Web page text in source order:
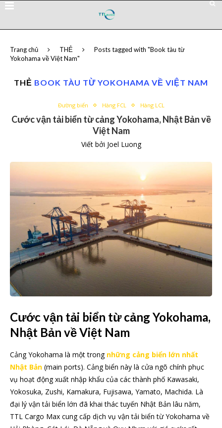
Trang chủ THẺ
Posts tagged with "Book tàu từ
Yokohama về Việt Nam"
THẺ BOOK TÀU TỪ YOKOHAMA VỀ VIỆT NAM
Đường biển Hàng FCL Hàng LCL
Cước vận tải biển từ cảng Yokohama, Nhật Bản về
Việt Nam
Viết bởi Joel Luong
Cước vận tải biển từ cảng Yokohama,
Nhật Bản về Việt Nam
Cảng Yokohama là một trong những cảng biển lớn nhất
Nhật Bản (main ports). Cảng biển này là cửa ngõ chính phục
vụ hoạt động xuất nhập khẩu của các thành phố Kawasaki,
Yokosuka, Zushi, Kamakura, Fujisawa, Yamato, Machida. Là
đại lý vận tải biển lớn đã khai thác tuyến Nhật Bản lâu năm,
TTL Cargo Max cung cấp dịch vụ vận tải biển từ Yokohama về